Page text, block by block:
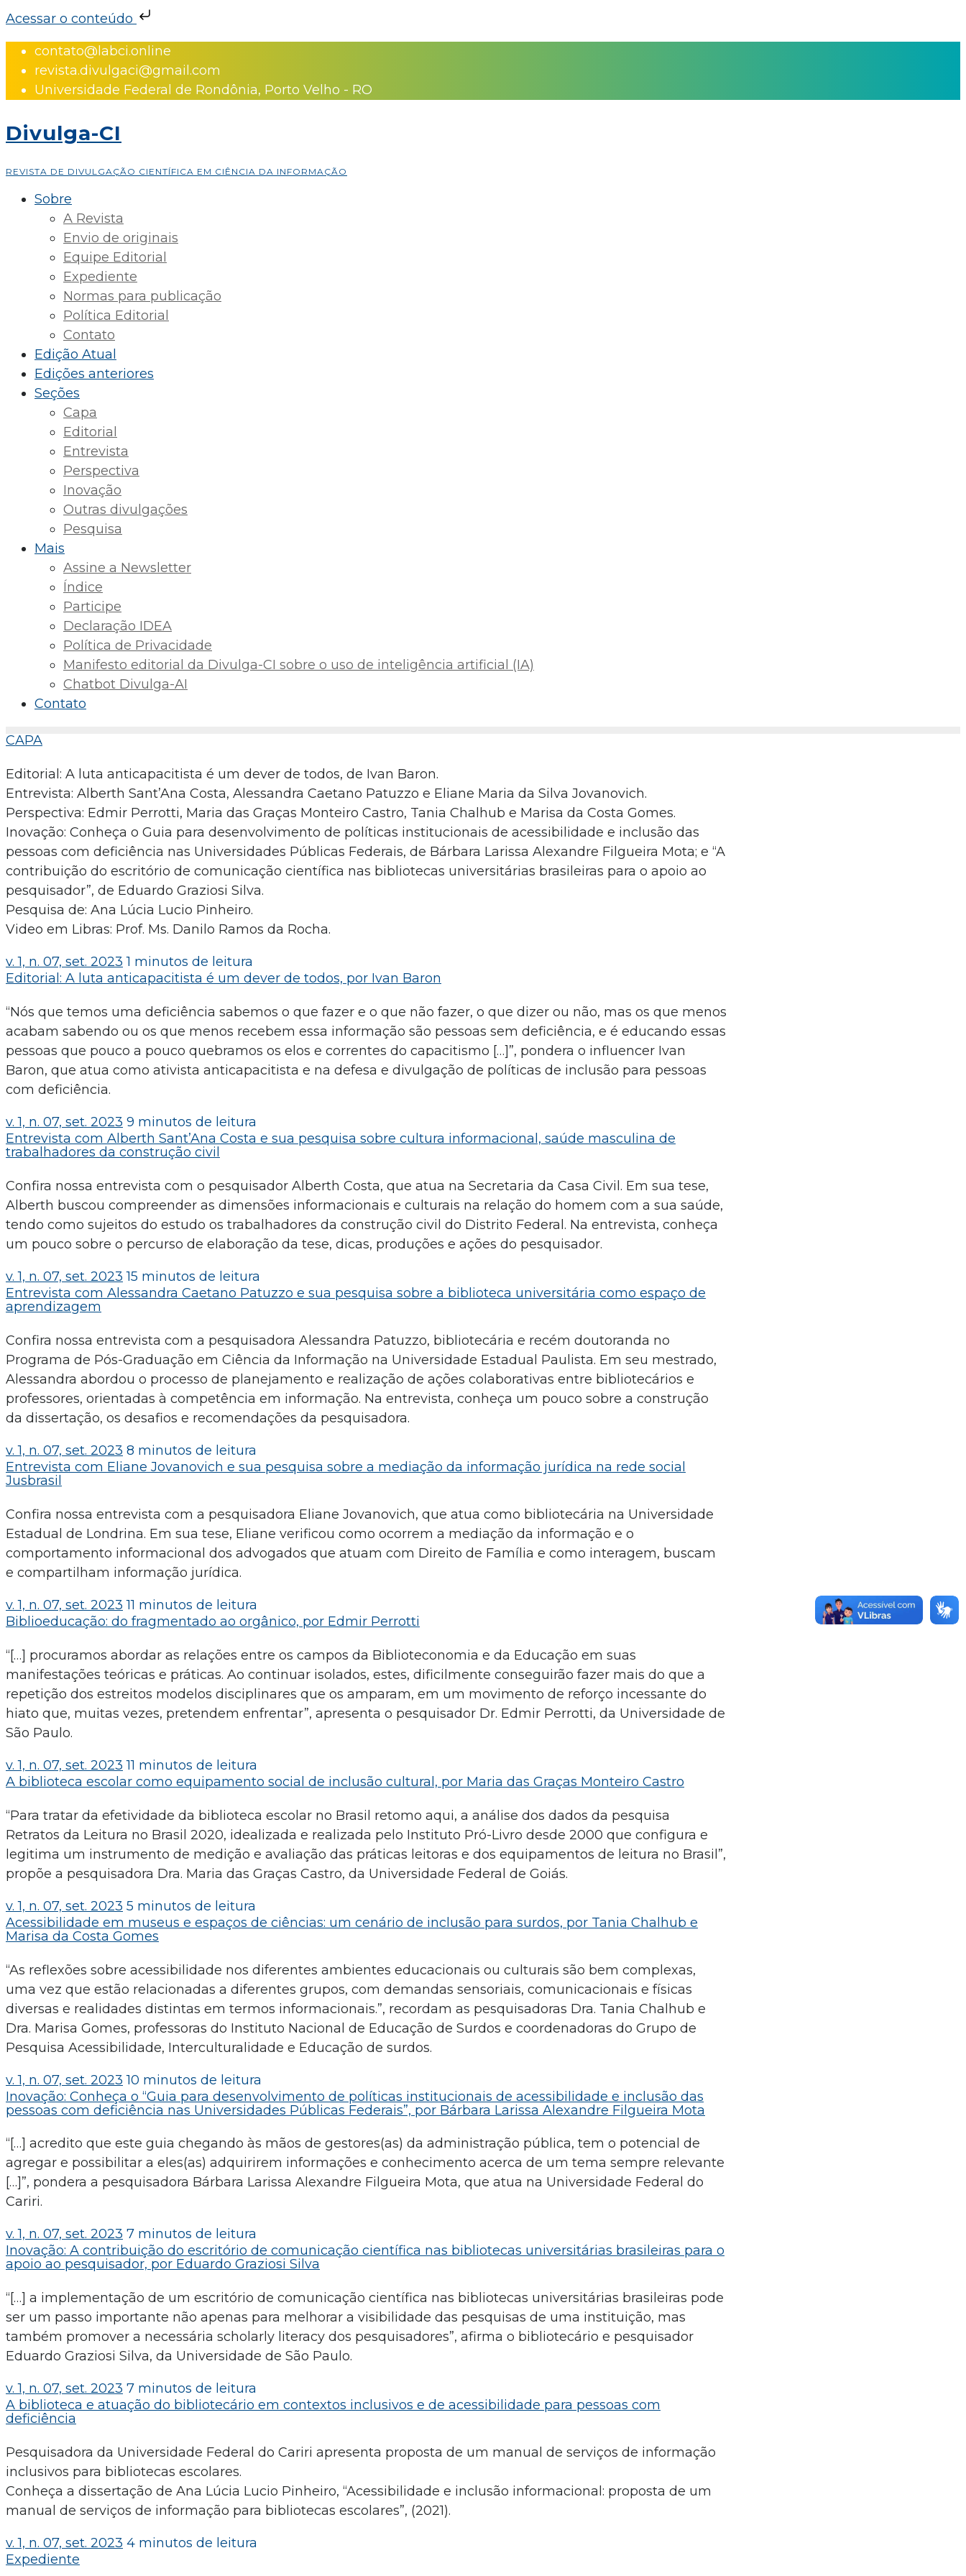
Acessar o conteúdo
Skip
content
contato@labci.online
revista.divulgaci@gmail.com
Universidade Federal de Rondônia, Porto Velho - RO
Divulga-CI
REVISTA DE DIVULGAÇÃO CIENTÍFICA EM CIÊNCIA DA INFORMAÇÃO
Sobre
A Revista
Envio de originais
Equipe Editorial
Expediente
Normas para publicação
Política Editorial
Contato
Edição Atual
Edições anteriores
Seções
Capa
Editorial
Entrevista
Perspectiva
Inovação
Outras divulgações
Pesquisa
Mais
Assine a Newsletter
Índice
Participe
Declaração IDEA
Política de Privacidade
Manifesto editorial da Divulga-CI sobre o uso de inteligência artificial (IA)
Chatbot Divulga-AI
Contato
CAPA
Editorial: A luta anticapacitista é um dever de todos, de Ivan Baron.
Entrevista: Alberth Sant’Ana Costa, Alessandra Caetano Patuzzo e Eliane Maria da Silva Jovanovich.
Perspectiva: Edmir Perrotti, Maria das Graças Monteiro Castro, Tania Chalhub e Marisa da Costa Gomes.
Inovação: Conheça o Guia para desenvolvimento de políticas institucionais de acessibilidade e inclusão das
pessoas com deficiência nas Universidades Públicas Federais, de Bárbara Larissa Alexandre Filgueira Mota; e “A
contribuição do escritório de comunicação científica nas bibliotecas universitárias brasileiras para o apoio ao
pesquisador”, de Eduardo Graziosi Silva.
Pesquisa de: Ana Lúcia Lucio Pinheiro.
Video em Libras: Prof. Ms. Danilo Ramos da Rocha.
v. 1, n. 07, set. 2023 1 minutos de leitura
Editorial: A luta anticapacitista é um dever de todos, por Ivan Baron
“Nós que temos uma deficiência sabemos o que fazer e o que não fazer, o que dizer ou não, mas os que menos
acabam sabendo ou os que menos recebem essa informação são pessoas sem deficiência, e é educando essas
pessoas que pouco a pouco quebramos os elos e correntes do capacitismo […]”, pondera o influencer Ivan
Baron, que atua como ativista anticapacitista e na defesa e divulgação de políticas de inclusão para pessoas
com deficiência.
v. 1, n. 07, set. 2023 9 minutos de leitura
Entrevista com Alberth Sant’Ana Costa e sua pesquisa sobre cultura informacional, saúde masculina de
trabalhadores da construção civil
Confira nossa entrevista com o pesquisador Alberth Costa, que atua na Secretaria da Casa Civil. Em sua tese,
Alberth buscou compreender as dimensões informacionais e culturais na relação do homem com a sua saúde,
tendo como sujeitos do estudo os trabalhadores da construção civil do Distrito Federal. Na entrevista, conheça
um pouco sobre o percurso de elaboração da tese, dicas, produções e ações do pesquisador.
v. 1, n. 07, set. 2023 15 minutos de leitura
Entrevista com Alessandra Caetano Patuzzo e sua pesquisa sobre a biblioteca universitária como espaço de
aprendizagem
Confira nossa entrevista com a pesquisadora Alessandra Patuzzo, bibliotecária e recém doutoranda no
Programa de Pós-Graduação em Ciência da Informação na Universidade Estadual Paulista. Em seu mestrado,
Alessandra abordou o processo de planejamento e realização de ações colaborativas entre bibliotecários e
professores, orientadas à competência em informação. Na entrevista, conheça um pouco sobre a construção
da dissertação, os desafios e recomendações da pesquisadora.
v. 1, n. 07, set. 2023 8 minutos de leitura
Entrevista com Eliane Jovanovich e sua pesquisa sobre a mediação da informação jurídica na rede social
Jusbrasil
Confira nossa entrevista com a pesquisadora Eliane Jovanovich, que atua como bibliotecária na Universidade
Estadual de Londrina. Em sua tese, Eliane verificou como ocorrem a mediação da informação e o
comportamento informacional dos advogados que atuam com Direito de Família e como interagem, buscam
e compartilham informação jurídica.
v. 1, n. 07, set. 2023 11 minutos de leitura
Biblioeducação: do fragmentado ao orgânico, por Edmir Perrotti
“[…] procuramos abordar as relações entre os campos da Biblioteconomia e da Educação em suas
manifestações teóricas e práticas. Ao continuar isolados, estes, dificilmente conseguirão fazer mais do que a
repetição dos estreitos modelos disciplinares que os amparam, em um movimento de reforço incessante do
hiato que, muitas vezes, pretendem enfrentar”, apresenta o pesquisador Dr. Edmir Perrotti, da Universidade de
São Paulo.
v. 1, n. 07, set. 2023 11 minutos de leitura
A biblioteca escolar como equipamento social de inclusão cultural, por Maria das Graças Monteiro Castro
“Para tratar da efetividade da biblioteca escolar no Brasil retomo aqui, a análise dos dados da pesquisa
Retratos da Leitura no Brasil 2020, idealizada e realizada pelo Instituto Pró-Livro desde 2000 que configura e
legitima um instrumento de medição e avaliação das práticas leitoras e dos equipamentos de leitura no Brasil”,
propõe a pesquisadora Dra. Maria das Graças Castro, da Universidade Federal de Goiás.
v. 1, n. 07, set. 2023 5 minutos de leitura
Acessibilidade em museus e espaços de ciências: um cenário de inclusão para surdos, por Tania Chalhub e
Marisa da Costa Gomes
“As reflexões sobre acessibilidade nos diferentes ambientes educacionais ou culturais são bem complexas,
uma vez que estão relacionadas a diferentes grupos, com demandas sensoriais, comunicacionais e físicas
diversas e realidades distintas em termos informacionais.”, recordam as pesquisadoras Dra. Tania Chalhub e
Dra. Marisa Gomes, professoras do Instituto Nacional de Educação de Surdos e coordenadoras do Grupo de
Pesquisa Acessibilidade, Interculturalidade e Educação de surdos.
v. 1, n. 07, set. 2023 10 minutos de leitura
Inovação: Conheça o “Guia para desenvolvimento de políticas institucionais de acessibilidade e inclusão das
pessoas com deficiência nas Universidades Públicas Federais”, por Bárbara Larissa Alexandre Filgueira Mota
“[…] acredito que este guia chegando às mãos de gestores(as) da administração pública, tem o potencial de
agregar e possibilitar a eles(as) adquirirem informações e conhecimento acerca de um tema sempre relevante
[…]”, pondera a pesquisadora Bárbara Larissa Alexandre Filgueira Mota, que atua na Universidade Federal do
Cariri.
v. 1, n. 07, set. 2023 7 minutos de leitura
Inovação: A contribuição do escritório de comunicação científica nas bibliotecas universitárias brasileiras para o
apoio ao pesquisador, por Eduardo Graziosi Silva
“[…] a implementação de um escritório de comunicação científica nas bibliotecas universitárias brasileiras pode
ser um passo importante não apenas para melhorar a visibilidade das pesquisas de uma instituição, mas
também promover a necessária scholarly literacy dos pesquisadores”, afirma o bibliotecário e pesquisador
Eduardo Graziosi Silva, da Universidade de São Paulo.
v. 1, n. 07, set. 2023 7 minutos de leitura
A biblioteca e atuação do bibliotecário em contextos inclusivos e de acessibilidade para pessoas com
deficiência
Pesquisadora da Universidade Federal do Cariri apresenta proposta de um manual de serviços de informação
inclusivos para bibliotecas escolares.
Conheça a dissertação de Ana Lúcia Lucio Pinheiro, “Acessibilidade e inclusão informacional: proposta de um
manual de serviços de informação para bibliotecas escolares”, (2021).
v. 1, n. 07, set. 2023 4 minutos de leitura
Expediente